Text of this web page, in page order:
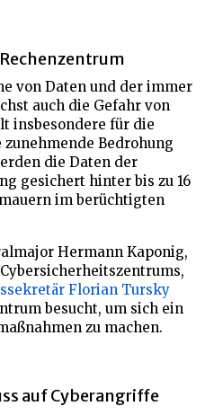
von Daten und der immer
auch die Gefahr von
insbesondere für die
Bedrohung
die Daten der
gesichert hinter bis zu 16
im berüchtigten
Hermann Kaponig,
Florian Tursky
besucht, um sich ein
zu machen.
auf Cyberangriffe